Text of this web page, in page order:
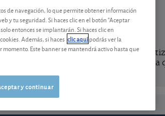
italiana.
de consejo
probabilidades de contraoferta, la
se mantiene por debajo de la opa. Vea
de navegación, lo que permite obtener información
y tu seguridad. Si haces clic en el botón "Aceptar
entonces se implantarán. Si haces clic en
Además, si haces clic aquípodrás ver la
Este banner se mantendrá activo hasta que
y continuar